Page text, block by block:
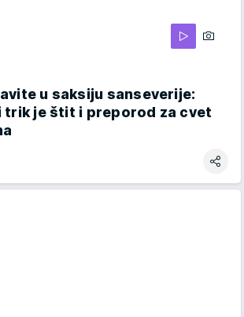
u saksiju sanseverije:
trik je štit i preporod za cvet